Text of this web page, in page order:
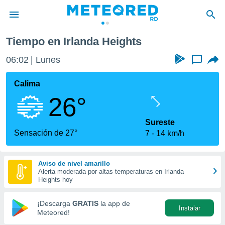
de
ha sido
calidad.
a este
las
y
forma
digital
basada
Tiempo en Irlanda Heights
06:02 Lunes ...
Calima
26°
Sensación de 27°
Sureste
7
14 km/h
Aviso de nivel amarillo
Alerta moderada por altas temperaturas en Irlanda
Heights hoy
¡Descarga GRATIS la app de
Meteored!
Instalar